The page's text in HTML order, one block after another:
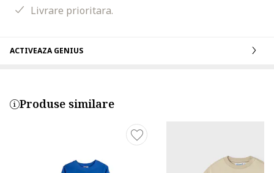
Livrare prioritara.
ACTIVEAZA GENIUS
Produse similare